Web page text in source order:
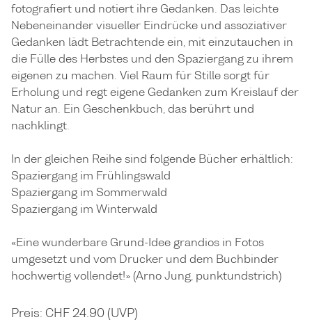
fotografiert und notiert ihre Gedanken. Das leichte
Nebeneinander visueller Eindrücke und assoziativer
Gedanken lädt Betrachtende ein, mit einzutauchen in
die Fülle des Herbstes und den Spaziergang zu ihrem
eigenen zu machen. Viel Raum für Stille sorgt für
Erholung und regt eigene Gedanken zum Kreislauf der
Natur an. Ein Geschenkbuch, das berührt und
nachklingt.
In der gleichen Reihe sind folgende Bücher erhältlich:
Spaziergang im Frühlingswald
Spaziergang im Sommerwald
Spaziergang im Winterwald
«Eine wunderbare Grund-Idee grandios in Fotos
umgesetzt und vom Drucker und dem Buchbinder
hochwertig vollendet!» (Arno Jung, punktundstrich)
Preis: CHF 24.90 (UVP)